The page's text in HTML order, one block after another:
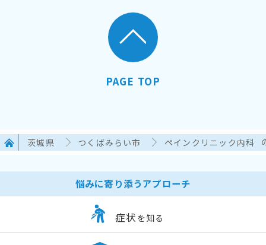
PAGE TOP
茨城県 つくばみらい市 ペインクリニック内科
悩みに寄り添うアプローチ
症状 を知る